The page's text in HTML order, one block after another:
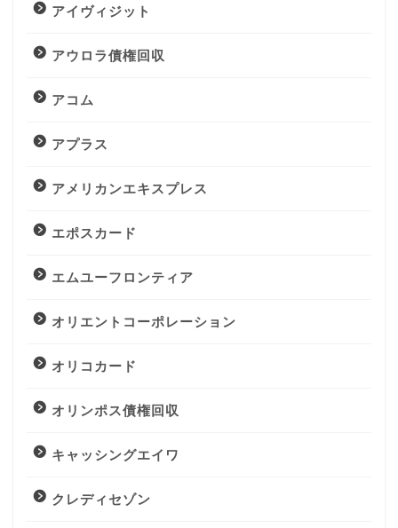
アイヴィジット
アウロラ債権回収
アコム
アプラス
アメリカンエキスプレス
エポスカード
エムユーフロンティア
オリエントコーポレーション
オリコカード
オリンポス債権回収
キャッシングエイワ
クレディセゾン